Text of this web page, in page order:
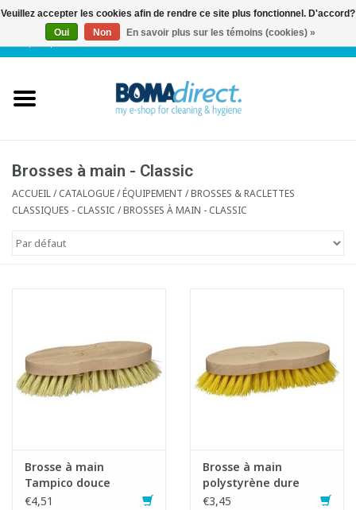
FR| 0 Articles
Service client
Blog
Brosses à main - Classic
ACCUEIL/CATALOGUE/ÉQUIPEMENT /BROSSES & RACLETTES
CLASSIQUES - CLASSIC /BROSSES À MAIN - CLASSIC
Brosse à main
Tampico douce
€4,51
Brosse à main
polystyrène dure
€3,45
Veuillez accepter les cookies afin de rendre ce site plus fonctionnel. D'accord?
Oui
Non En savoir plus sur les témoins (cookies) »